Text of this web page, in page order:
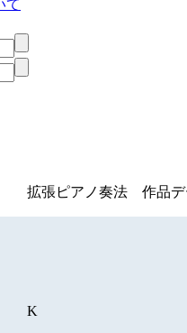
て
拡張ピアノ奏法 作品デ
K